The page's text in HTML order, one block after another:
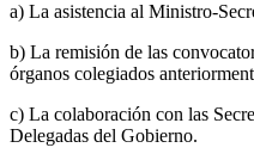
a) La asistencia al Ministro-
b) La remisión de las
órganos colegiados
c) La colaboración con las
Delegadas del Gobierno.